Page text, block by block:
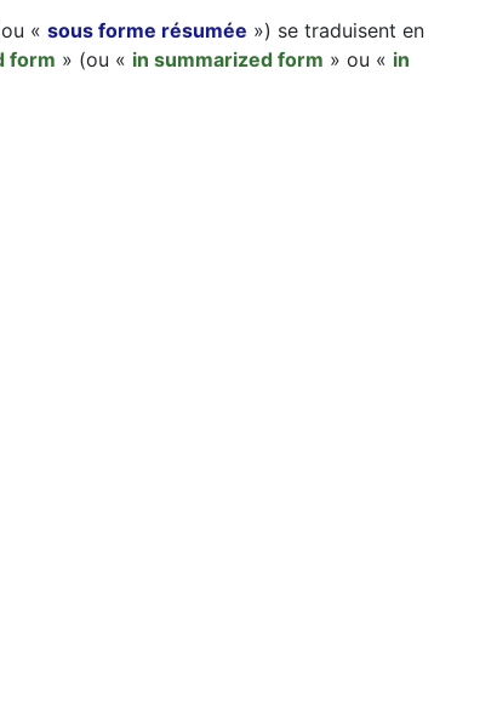
« sous forme résumée ») se traduisent en
form » (ou « in summarized form » ou « in